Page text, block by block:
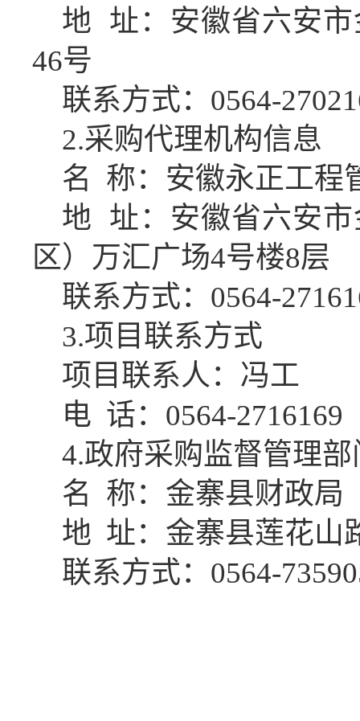
地 址： 安徽省六安
46号
联系方式： 0564-
2.采购代理机构信息
名 称： 安徽永正工程
地 址： 安徽省六安
区）万汇广场4号楼8层
联系方式： 0564-
3.项目联系方式
项目联系人： 冯工
电 话： 0564-2716169
4.政府采购监督管理部
名 称： 金寨县财政局
地 址： 金寨县莲花山
联系方式： 0564-